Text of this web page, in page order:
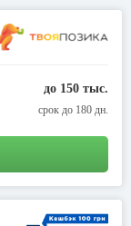
до 150 тыс.
срок до 180 дн.